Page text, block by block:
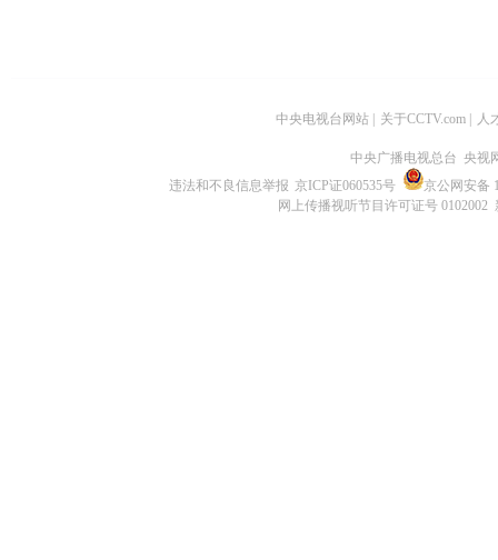
中央电视台网站 关于CCTV.com 人
中央广播电视总台 央视
违法和不良信息举报 京ICP证060535号
京公网安备
网上传播视听节目许可证号 0102002